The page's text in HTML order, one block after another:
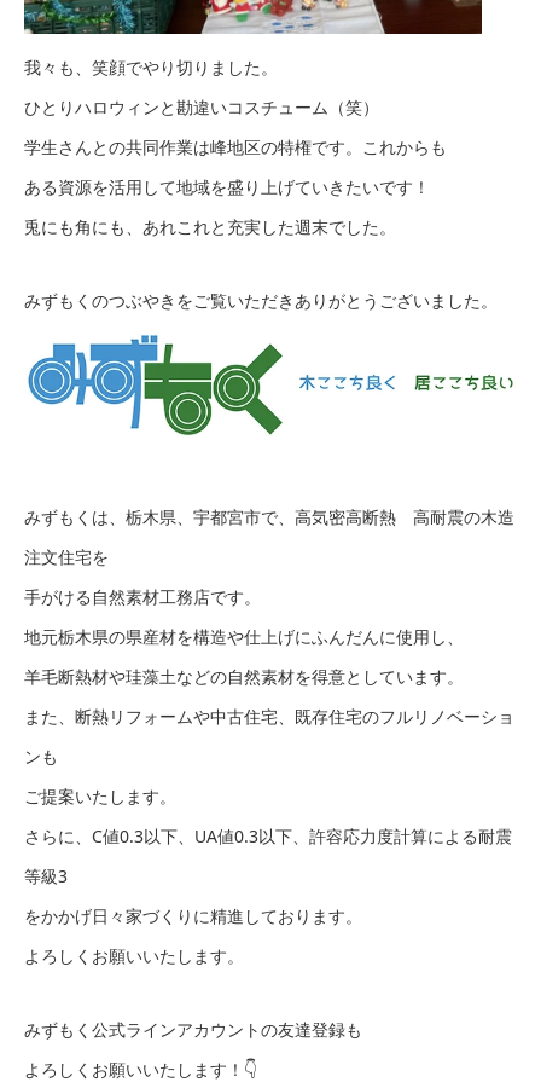
我々も、笑顔でやり切りました。
ひとりハロウィンと勘違いコスチューム（笑）
学生さんとの共同作業は峰地区の特権です。これからも
ある資源を活用して地域を盛り上げていきたいです！
兎にも角にも、あれこれと充実した週末でした。
みずもくのつぶやきをご覧いただきありがとうございました。
みずもくは、栃木県、宇都宮市で、高気密高断熱 高耐震の木造
注文住宅を
手がける自然素材工務店です。
地元栃木県の県産材を構造や仕上げにふんだんに使用し、
羊毛断熱材や珪藻土などの自然素材を得意としています。
また、断熱リフォームや中古住宅、既存住宅のフルリノベーショ
ンも
ご提案いたします。
さらに、C値0.3以下、UA値0.3以下、許容応力度計算による耐震
等級3
をかかげ日々家づくりに精進しております。
よろしくお願いいたします。
みずもく公式ラインアカウントの友達登録も
よろしくお願いいたします！👇